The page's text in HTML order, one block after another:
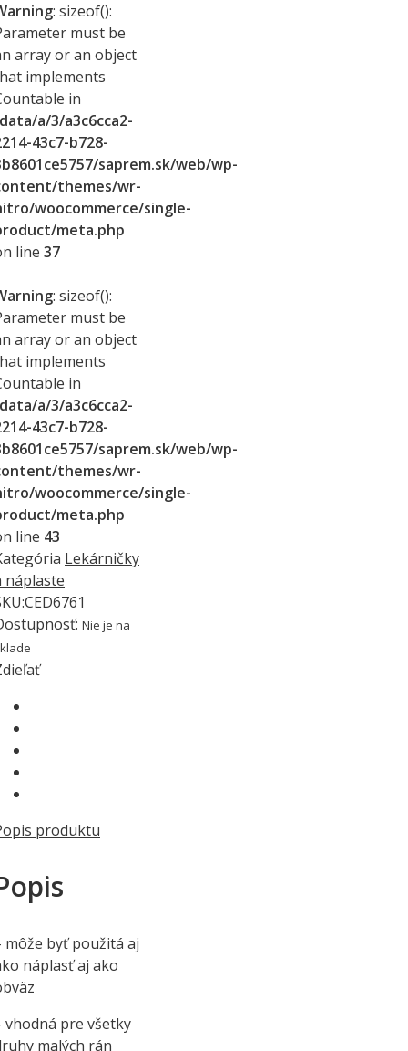
: sizeof():
must be
array or an object
implements
in
a/3/a3c6cca2-
43c7-b728-
saprem.sk/web/wp-
themes/wr-
woocommerce/single-
meta.php
line 37
: sizeof():
must be
array or an object
implements
in
a/3/a3c6cca2-
43c7-b728-
saprem.sk/web/wp-
themes/wr-
woocommerce/single-
meta.php
line 43
Lekárničky
náplaste
CED6761
: Nie je na
produktu
môže byť použitá aj
náplasť aj ako
vhodná pre všetky
malých rán